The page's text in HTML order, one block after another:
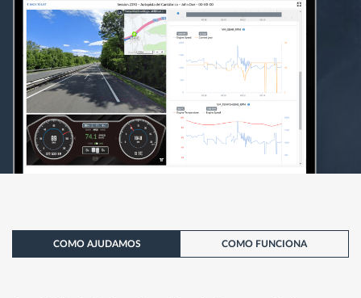
Como resolvemos cada necessidade da
atividade da frota
Calculadora de Benefícios
COMO AJUDAMOS COMO FUNCIONA